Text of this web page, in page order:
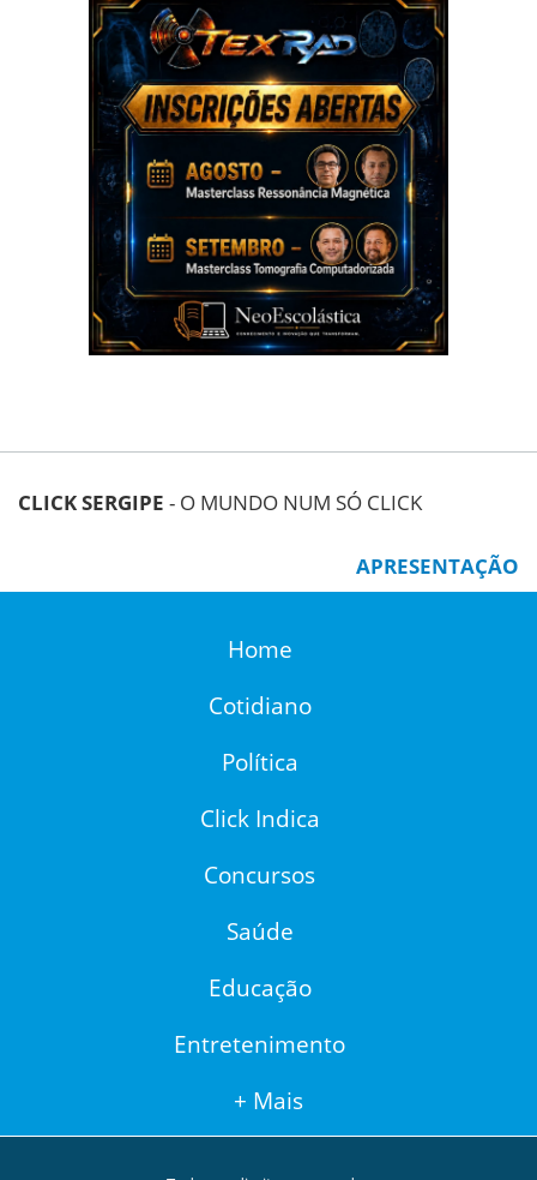
CLICK SERGIPE - O MUNDO NUM SÓ CLICK
APRESENTAÇÃO
Home
Cotidiano
Política
Click Indica
Concursos
Saúde
Educação
Entretenimento
+ Mais